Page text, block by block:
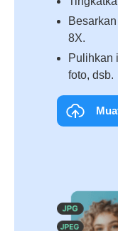
8X.
Pulihkan
foto, dsb.